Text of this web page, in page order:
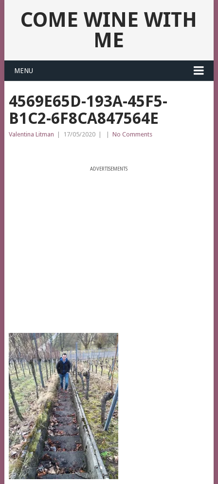
COME WINE WITH
ME
MENU
4569E65D-193A-45F5-
B1C2-6F8CA847564E
Valentina Litman 17/05/2020 No Comments
ADVERTISEMENTS